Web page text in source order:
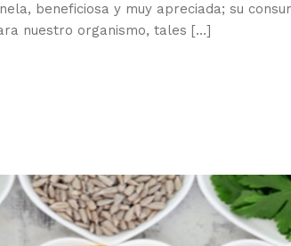
beneficiosa y muy apreciada; su
nuestro organismo, tales […]